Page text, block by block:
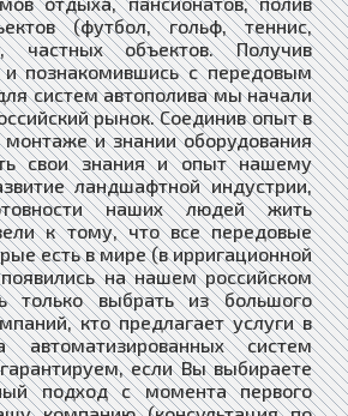
(футбол, гольф, теннис,
частных объектов. Получив
познакомившись с передовым
систем автополива мы начали
рынок. Соединив опыт в
монтаже и знании оборудования
свои знания и опыт нашему
ландшафтной индустрии,
наших людей жить
к тому, что все передовые
есть в мире (в ирригационной
на нашем российском
только выбрать из большого
кто предлагает услуги в
автоматизированных систем
если Вы выбираете
подход с момента первого